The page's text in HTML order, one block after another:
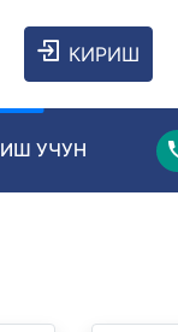
КИРИШ
УЧУН